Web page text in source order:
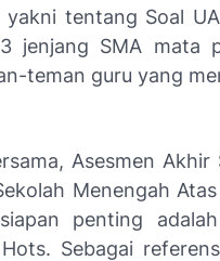
tentang Soal
jenjang SMA mata
teman guru yang
Asesmen Akhir
Menengah
penting
Sebagai